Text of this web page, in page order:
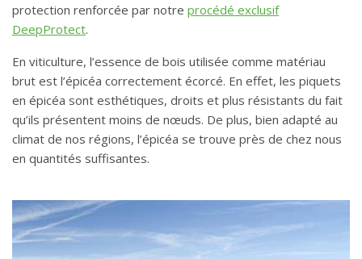
protection renforcée par notre procédé exclusif
DeepProtect.
En viticulture, l’essence de bois utilisée comme matériau
brut est l’épicéa correctement écorcé. En effet, les piquets
en épicéa sont esthétiques, droits et plus résistants du fait
qu’ils présentent moins de nœuds. De plus, bien adapté au
climat de nos régions, l’épicéa se trouve près de chez nous
en quantités suffisantes.